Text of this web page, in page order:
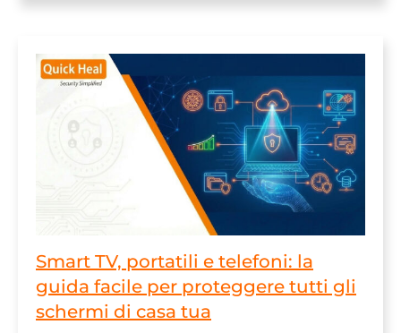
Smart TV, portatili e telefoni: la
guida facile per proteggere tutti gli
schermi di casa tua